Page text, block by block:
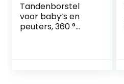
Tandenborstel
voor baby’s en
peuters, 360 °